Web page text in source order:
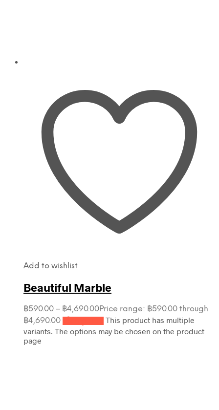
Add to wishlist
Beautiful Marble
฿590.00 – ฿4,690.00Price range: ฿590.00 through
฿4,690.00
This product has multiple
variants. The options may be chosen on the product
page